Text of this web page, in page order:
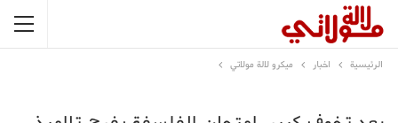
الرئيسية اخبار ميكرو لالة مولاتي